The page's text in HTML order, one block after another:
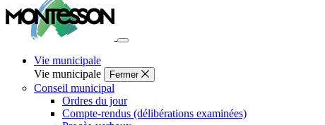
recherche
Vie municipale
Vie municipale
Fermer
Conseil municipal
Ordres du jour
Compte-rendus (délibérations examinées)